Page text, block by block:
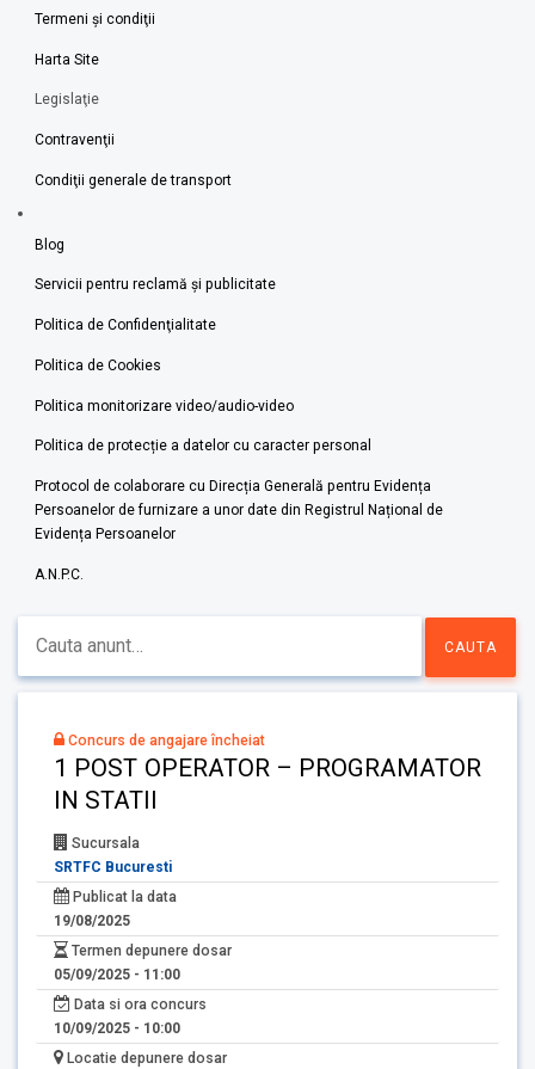
Termeni şi condiţii
Harta Site
Legislaţie
Contravenţii
Condiţii generale de transport
Blog
Servicii pentru reclamă și publicitate
Politica de Confidenţialitate
Politica de Cookies
Politica monitorizare video/audio-video
Politica de protecție a datelor cu caracter personal
Protocol de colaborare cu Direcția Generală pentru Evidența
Persoanelor de furnizare a unor date din Registrul Național de
Evidența Persoanelor
A.N.P.C.
Concurs de angajare încheiat
1 POST OPERATOR – PROGRAMATOR
IN STATII
Sucursala
SRTFC Bucuresti
Publicat la data
19/08/2025
Termen depunere dosar
05/09/2025 - 11:00
Data si ora concurs
10/09/2025 - 10:00
Locatie depunere dosar